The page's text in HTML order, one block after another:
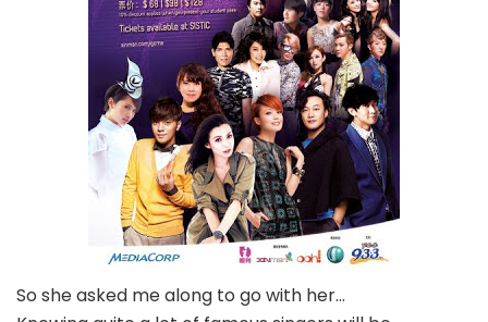
So she asked me along to go with her…